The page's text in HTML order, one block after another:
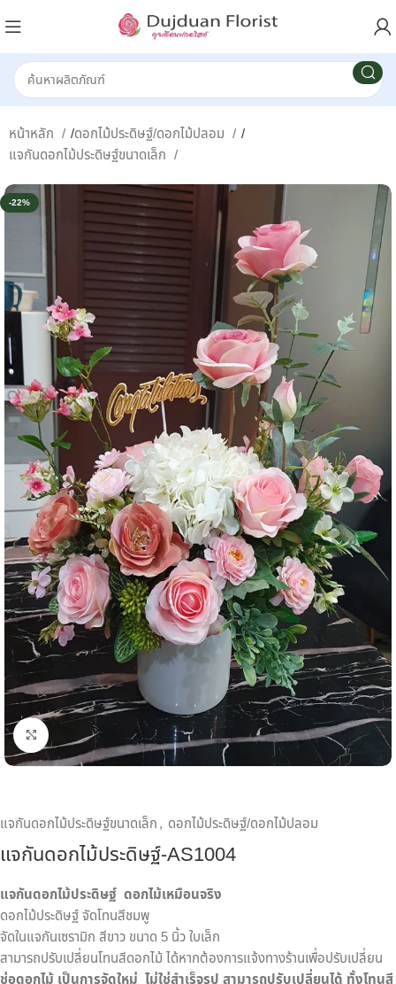
หน้าหลัก /ดอกไม้ประดิษฐ์/ดอกไม้ปลอม
/
แจกันดอกไม้ประดิษฐ์ขนาดเล็ก
-22%
คลิกเพื่อขยาย
แจกันดอกไม้ประดิษฐ์ขนาดเล็ก, ดอกไม้ประดิษฐ์/ดอกไม้ปลอม
แจกันดอกไม้ประดิษฐ์-AS1004
แจกันดอกไม้ประดิษฐ์ ดอกไม้เหมือนจริง
ดอกไม้ประดิษฐ์ จัดโทนสีชมพู
จัดในแจกันเซรามิก สีขาว ขนาด 5 นิ้ว ใบเล็ก
สามารถปรับเปลี่ยนโทนสีดอกไม้ ได้หากต้องการแจ้งทางร้านเพื่อปรับเปลี่ยน
ช่อดอกไม้ เป็นการจัดใหม่ ไม่ใช่สำเร็จรูปสามารถปรับเปลี่ยนได้ ทั้งโทนสี